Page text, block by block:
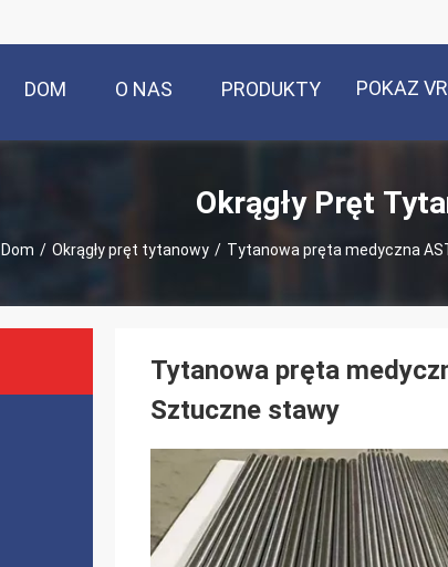
DOM O NAS PRODUKTY POKAZ VR
Okrągły Pręt
Dom / Okrągły pręt tytanowy / Tytanowa pręta medyczna
Tytanowa pręta
Sztuczne stawy